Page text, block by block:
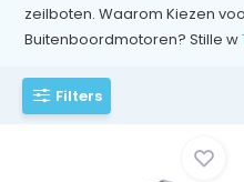
zeilboten. Waarom Kiezen
Buitenboordmotoren? Stille w
Filters